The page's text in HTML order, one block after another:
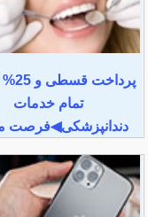
تمام خدمات
دندانپزشکی◀فرصت